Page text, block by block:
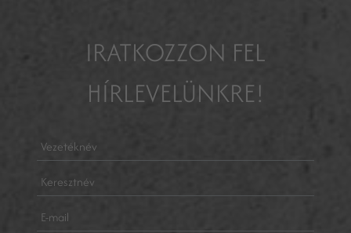
IRATKOZZON FEL
HÍRLEVELÜNKRE!